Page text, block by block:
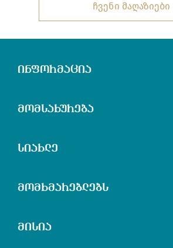
ჩვენი მაღაზიები
ინფორმაცია
მომსახურება
სიახლე
მომხმარებლებს
მისია